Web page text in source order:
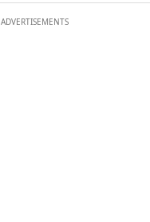
ADVERTISEMENTS